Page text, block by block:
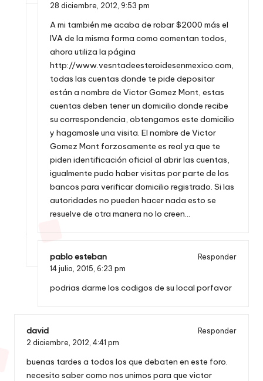
28 diciembre, 2012, 9:53 pm
A mi también me acaba de robar $2000 más el
IVA de la misma forma como comentan todos,
ahora utiliza la página
http://www.vesntadeesteroidesenmexico.com,
todas las cuentas donde te pide depositar
están a nombre de Victor Gomez Mont, estas
cuentas deben tener un domicilio donde recibe
su correspondencia, obtengamos este domicilio
y hagamosle una visita. El nombre de Victor
Gomez Mont forzosamente es real ya que te
piden identificación oficial al abrir las cuentas,
igualmente pudo haber visitas por parte de los
bancos para verificar domicilio registrado. Si las
autoridades no pueden hacer nada esto se
resuelve de otra manera no lo creen…
pablo esteban
Responder
14 julio, 2015, 6:23 pm
podrias darme los codigos de su local porfavor
david
Responder
2 diciembre, 2012, 4:41 pm
buenas tardes a todos los que debaten en este foro.
necesito saber como nos unimos para que victor